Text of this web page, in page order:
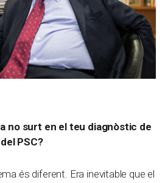
no surt en el teu diagnòstic de
PSC?
és diferent. Era inevitable que el